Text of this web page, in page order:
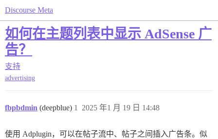
Discourse Meta
如何在主题列表中显示 AdSense 广
告？
支持
advertising
fbpbdmin (deepblue) 2025 年1 月 19 日 14:48
1
使用 Adplugin，可以在帖子流中、帖子之间插入广告条。似